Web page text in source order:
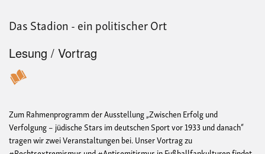
Das Stadion - ein politischer Ort
Lesung / Vortrag
Zum Rahmenprogramm der Ausstellung „Zwischen Erfolg und
Verfolgung – jüdische Stars im deutschen Sport vor 1933 und danach“
tragen wir zwei Veranstaltungen bei. Unser Vortrag zu